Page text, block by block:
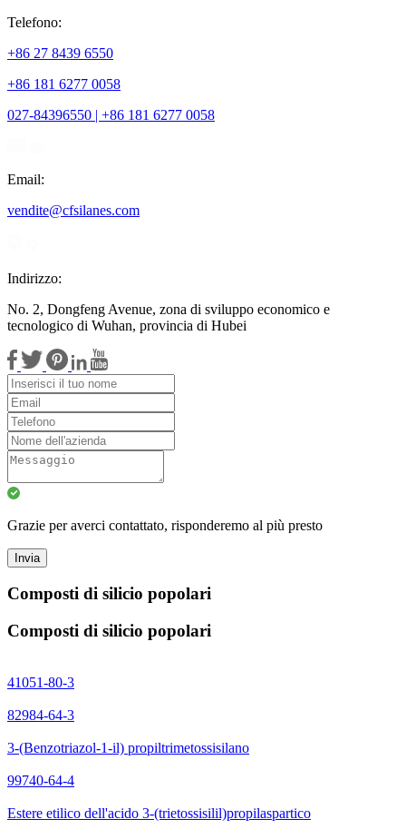
Telefono:
+86 27 8439 6550
+86 181 6277 0058
027-84396550 | +86 181 6277 0058
Email:
vendite@cfsilanes.com
Indirizzo:
No. 2, Dongfeng Avenue, zona di sviluppo economico e
tecnologico di Wuhan, provincia di Hubei
Grazie per averci contattato, risponderemo al più presto
Invia
Composti di silicio popolari
Composti di silicio popolari
41051-80-3
82984-64-3
3-(Benzotriazol-1-il) propiltrimetossisilano
99740-64-4
Estere etilico dell'acido 3-(trietossisilil)propilaspartico